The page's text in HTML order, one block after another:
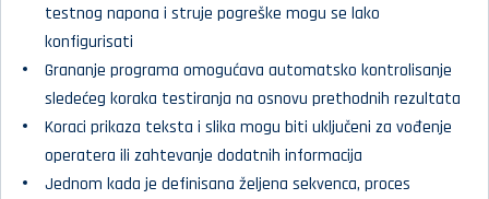
testnog napona i struje pogreške mogu se lako
konfigurisati
Grananje programa omogućava automatsko kontrolisanje
sledećeg koraka testiranja na osnovu prethodnih rezultata
Koraci prikaza teksta i slika mogu biti uključeni za vođenje
operatera ili zahtevanje dodatnih informacija
Jednom kada je definisana željena sekvenca, proces